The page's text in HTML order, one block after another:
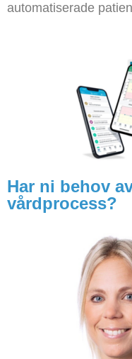
automatiserade
Har ni behov
vårdprocess?